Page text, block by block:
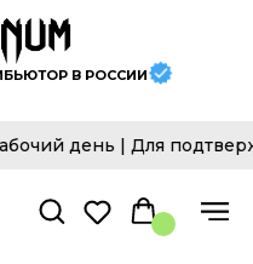
В РОССИИ
день | Для